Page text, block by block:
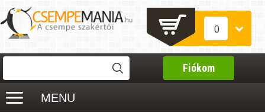
0
Fiókom
MENU